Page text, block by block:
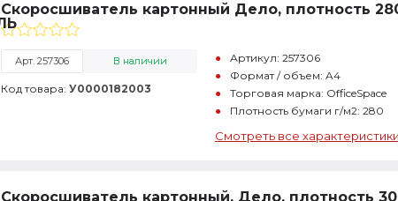
Скоросшиватель картонный Дело, плотность
Арт. 257306 В наличии
Код товара: У0000182003
Артикул: 257306
Формат / объем: A4
Торговая марка: OfficeSpace
Плотность бумаги г/м2: 280
Смотреть все характеристики
Скоросшиватель картонный, Дело, плотность